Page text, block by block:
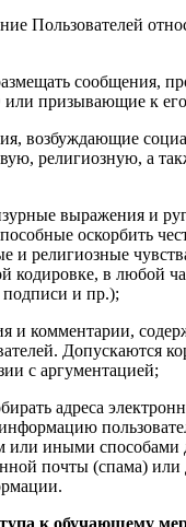
Пользователей
сообщения,
или призывающие к
возбуждающие
религиозную, а
выражения и
оскорбить
и религиозные
кодировке, в любой
подписи и пр.);
и комментарии,
Допускаются
с аргументацией;
адреса
или иными способами
почты (спама) или
к обучающему